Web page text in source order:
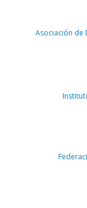
Asociación de